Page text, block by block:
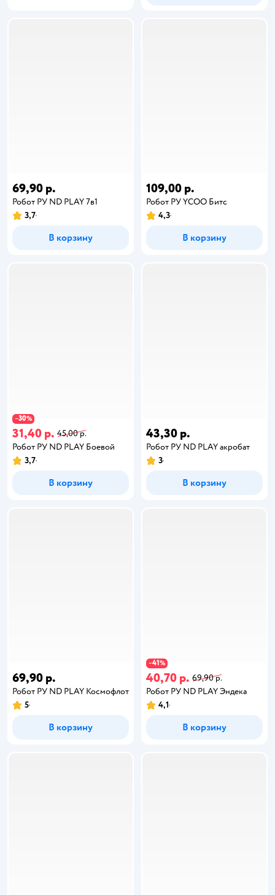
69,90 р.
Робот РУ ND PLAY 7в1
3,7
В корзину
109,00 р.
Робот РУ YCOO Битс
4,3
В корзину
−30%
31,40 р. 45,00 р.
Робот РУ ND PLAY Боевой
3,7
В корзину
43,30 р.
Робот РУ ND PLAY акробат
3
В корзину
69,90 р.
Робот РУ ND PLAY Космофлот
5
В корзину
−41%
40,70 р. 69,90 р.
Робот РУ ND PLAY Эндека
4,1
В корзину